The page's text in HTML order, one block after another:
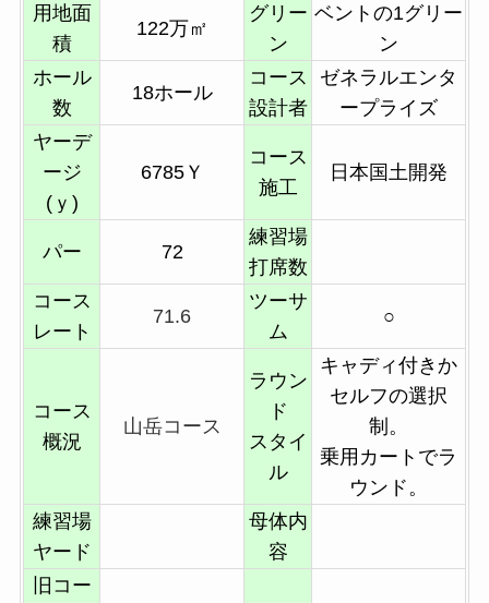
用地面
積
122万㎡
グリー
ン
ベントの1グリー
ン
ホール
数
18ホール
コース
設計者
ゼネラルエンタ
ープライズ
ヤーデ
ージ
(ｙ)
6785Ｙ
コース
施工
日本国土開発
パー 72
練習場
打席数
コース
レート
71.6
ツーサ
ム
○
コース
概況
山岳コース
ラウン
ド
スタイ
ル
キャディ付きか
セルフの選択
制。
乗用カートでラ
ウンド。
練習場
ヤード
母体内
容
旧コー